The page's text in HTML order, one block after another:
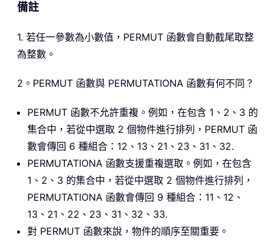
備註
1. 若任一參數為小數值，PERMUT 函數會自動截尾取整
為整數。
2。PERMUT 函數與 PERMUTATIONA 函數有何不同？
PERMUT 函數不允許重複。例如，在包含 1、2、3 的
集合中，若從中選取 2 個物件進行排列，PERMUT 函
數會傳回 6 種組合：12、13、21、23、31、32.
PERMUTATIONA 函數支援重複選取。例如，在包含
1、2、3 的集合中，若從中選取 2 個物件進行排列，
PERMUTATIONA 函數會傳回 9 種組合：11、12、
13、21、22、23、31、32、33.
對 PERMUT 函數來說，物件的順序至關重要。